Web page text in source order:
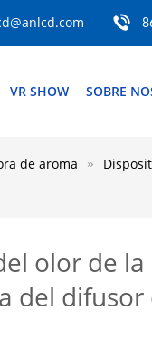
VR SHOW SOBRE
de aroma
olor de
del